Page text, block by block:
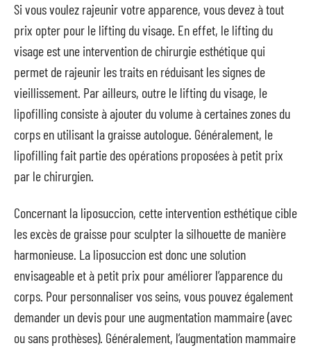
Si vous voulez rajeunir votre apparence, vous devez à tout
prix opter pour le lifting du visage. En effet, le lifting du
visage est une intervention de chirurgie esthétique qui
permet de rajeunir les traits en réduisant les signes de
vieillissement. Par ailleurs, outre le lifting du visage, le
lipofilling consiste à ajouter du volume à certaines zones du
corps en utilisant la graisse autologue. Généralement, le
lipofilling fait partie des opérations proposées à petit prix
par le chirurgien.
Concernant la liposuccion, cette intervention esthétique cible
les excès de graisse pour sculpter la silhouette de manière
harmonieuse. La liposuccion est donc une solution
envisageable et à petit prix pour améliorer l’apparence du
corps. Pour personnaliser vos seins, vous pouvez également
demander un devis pour une augmentation mammaire (avec
ou sans prothèses). Généralement, l’augmentation mammaire